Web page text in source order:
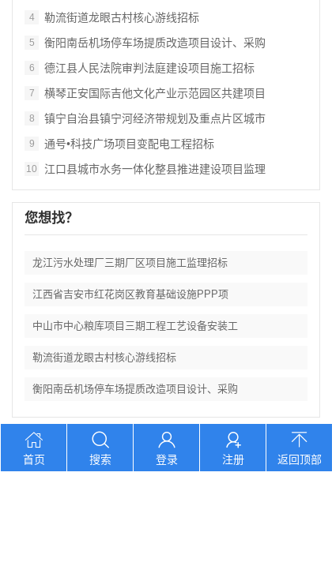
4 勒流街道龙眼古村核心游线招标
5 衡阳南岳机场停车场提质改造项目设计、采购
6 德江县人民法院审判法庭建设项目施工招标
7 横琴正安国际吉他文化产业示范园区共建项目
8 镇宁自治县镇宁河经济带规划及重点片区城市
9 通号•科技广场项目变配电工程招标
10 江口县城市水务一体化整县推进建设项目监理
您想找？
龙江污水处理厂三期厂区项目施工监理招标
江西省吉安市红花岗区教育基础设施PPP项
中山市中心粮库项目三期工程工艺设备安装工
勒流街道龙眼古村核心游线招标
衡阳南岳机场停车场提质改造项目设计、采购
电话：400 7860 903 地址：江西省吉安市永新县湘赣国际商
首页 搜索 登录 注册 返回顶部